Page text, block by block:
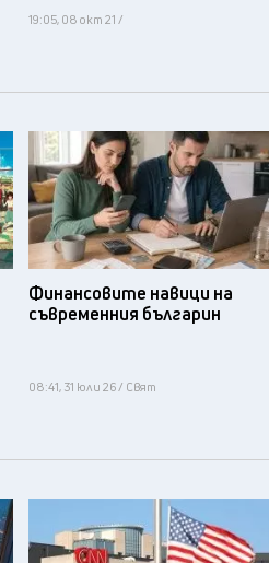
19:05, 08 окт 21 /
Финансовите навици на
съвременния българин
08:41, 31 юли 26 / Свят